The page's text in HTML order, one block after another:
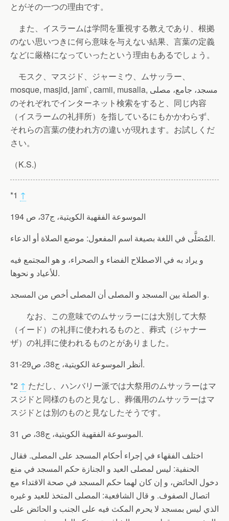
とがその一つの理由です。
また、イスラームは学問を重視する教えであり、根拠
のない思いつきに何ら意味を与えない結果、言葉の定義
などに厳格になっていったという理由もあるでしょう。
モスク、マスジド、ジャーミウ、ムサッラー、
mosque, masjid, jami`, camii, musalla, مسجد، جامع، مصلى
のそれぞれでインターネット検索をすると、同じ内容
（イスラームの礼拝所）を指しているにもかかわらず、
それらの言葉の使われ方の違いが現れます。お試しくだ
さい。
（K.S.)
*1 ↑
الموسوعة الفقهية الكويتية، ج37، ص 194
المُصَلَّى في اللغة بصيغة اسم المفعول: موضع الصلاة أو الدعاء.
و يراد به في الاصطلاح الفضاء و الصحراء، و هو المجتمع فيه
للأعياد و نحوها.
و الصلة بين المسجد و المصلى أن المصلى أخص من المسجد.
なお、この意味でのムサッラーには大別して大祭
（イード）の礼拝に使われるものと、葬式（ジャナー
ザ）の礼拝に使われるものとがありました。
أنظر الموسوعة الكويتية، ج38، ص29-31.
*2 ↑ ただし、ハンバリー派では大祭用のムサッラーはマ
スジドと同様のものと見なし、葬儀用のムサッラーはマ
スジドとは別のものと見なしたそうです。
الموسوعة الفقهية الكويتية، ج38، ص 31.
اختلف الفقهاء في إجراء أحكام المسجد على المصلى. فقال
الحنفية: ليس لمصلى العيد و الجنازة حكم المسجد في منع
دخول الحائض، و إن كان لهما حكم المسجد في صحة الاقتداء مع
اتصال الصفوف. و قال الشافعية: المصلى المتخذ للعيد و غيره
الذي ليس بمسجد لا يحرم المكث فيه على الجنب و الحائض على